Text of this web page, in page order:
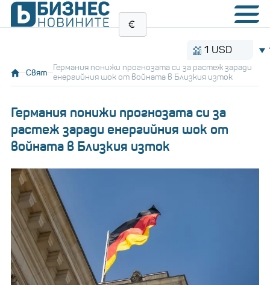
1 USD
Свят
Германия понижи прогнозата си за растеж заради
енергийния шок от войната в Близкия изток
Германия понижи прогнозата си за
растеж заради енергийния шок от
войната в Близкия изток